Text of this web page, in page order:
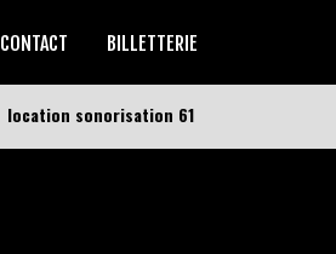
CONTACT BILLETTERIE
location sonorisation 61